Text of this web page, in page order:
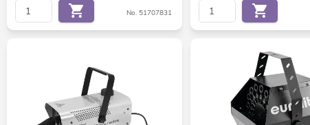
No. 51707831